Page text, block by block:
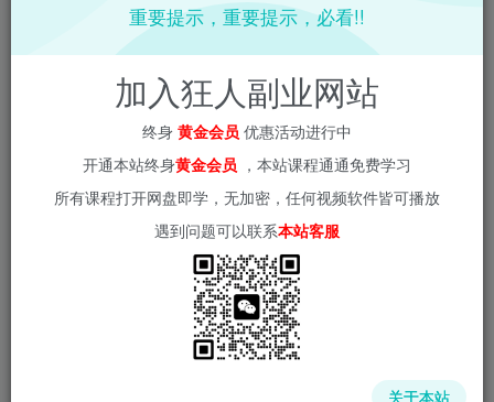
📌 1000➕互联网副业项目教程，更多网赚项目，点击以下
链接进入本站首页：
中赚网 - 分享各大收费VIP网赚项目和创业教程 - 狂人资源
重要提示，重要提示，必看!!
加入狂人副业网站
终身 黄金会员 优惠活动进行中
开通本站终身黄金会员 ，本站课程通通免费学习
所有课程打开网盘即学，无加密，任何视频软件皆可播放
遇到问题可以联系本站客服
关于本站